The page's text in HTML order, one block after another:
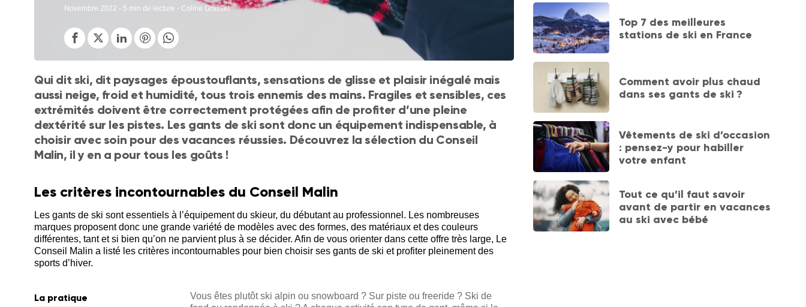
Novembre 2022 - 5 min de lecture - Coline Grasset
Qui dit ski, dit paysages époustouflants, sensations de glisse et plaisir inégalé mais
aussi neige, froid et humidité, tous trois ennemis des mains. Fragiles et sensibles, ces
extrémités doivent être correctement protégées afin de profiter d’une pleine
dextérité sur les pistes. Les gants de ski sont donc un équipement indispensable, à
choisir avec soin pour des vacances réussies. Découvrez la sélection du Conseil
Malin, il y en a pour tous les goûts !
Les critères incontournables du Conseil Malin
Les gants de ski sont essentiels à l’équipement du skieur, du débutant au professionnel. Les nombreuses
marques proposent donc une grande variété de modèles avec des formes, des matériaux et des couleurs
différentes, tant et si bien qu’on ne parvient plus à se décider. Afin de vous orienter dans cette offre très large, Le
Conseil Malin a listé les critères incontournables pour bien choisir ses gants de ski et profiter pleinement des
sports d’hiver.
La pratique
Vous êtes plutôt ski alpin ou snowboard ? Sur piste ou freeride ? Ski de
Top 7 des meilleures
stations de ski en France
Comment avoir plus chaud
dans ses gants de ski ?
Vêtements de ski d’occasion
: pensez-y pour habiller
votre enfant
Tout ce qu’il faut savoir
avant de partir en vacances
au ski avec bébé